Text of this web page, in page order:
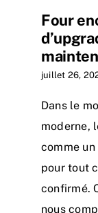
Four
juillet 26,
Dans le
moderne,
comme
pour tout
confirmé.
nous